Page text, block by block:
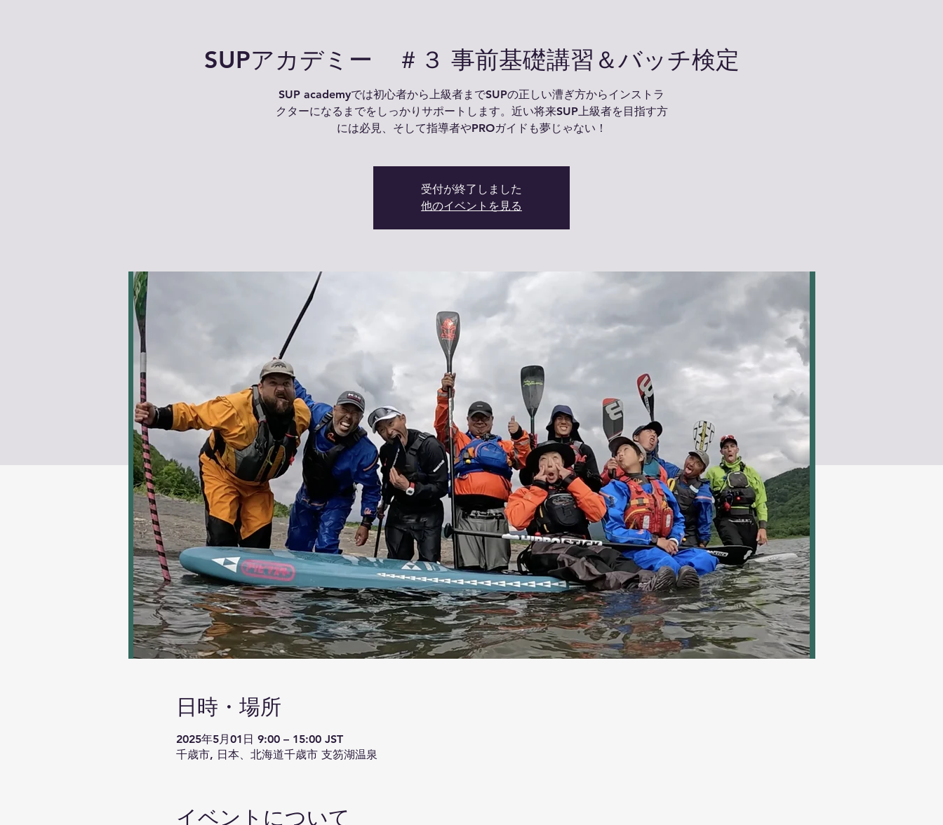
SUPアカデミー ＃３ 事前基礎講習＆バッチ検定
SUP academyでは初心者から上級者までSUPの正しい漕ぎ方からインストラ
クターになるまでをしっかりサポートします。近い将来SUP上級者を目指す方
には必見、そして指導者やPROガイドも夢じゃない！
受付が終了しました
他のイベントを見る
日時・場所
2025年5月01日 9:00 – 15:00 JST
千歳市, 日本、北海道千歳市 支笏湖温泉
イベントについて